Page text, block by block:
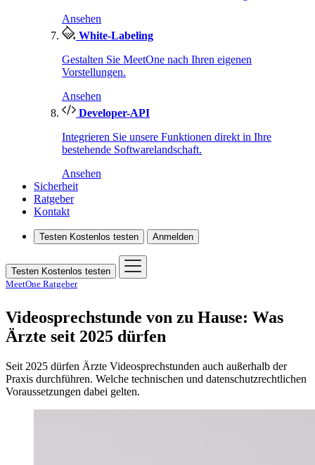
Ansehen
White-Labeling
Gestalten Sie MeetOne nach Ihren eigenen
Vorstellungen.
Ansehen
Developer-API
Integrieren Sie unsere Funktionen direkt in Ihre
bestehende Softwarelandschaft.
Ansehen
Sicherheit
Ratgeber
Kontakt
Testen Kostenlos testen Anmelden
Testen Kostenlos testen
MeetOne Ratgeber
Videosprechstunde von zu Hause: Was
Ärzte seit 2025 dürfen
Seit 2025 dürfen Ärzte Videosprechstunden auch außerhalb der
Praxis durchführen. Welche technischen und datenschutzrechtlichen
Voraussetzungen dabei gelten.